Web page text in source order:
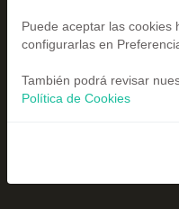
Puede aceptar las cookies
configurarlas en
También podrá revisar
Política de Cookies